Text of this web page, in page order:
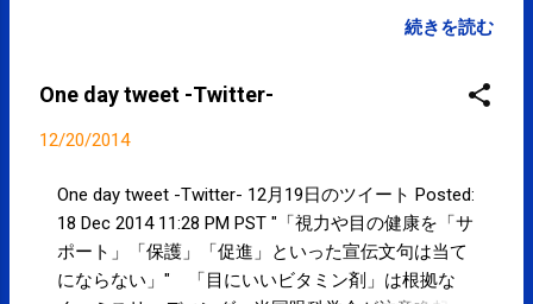
する」のは医師のみの能力なのです。
で使うのは「超音波画像観察装置」だ
そうです。（病院のは超音波画像診断
「はい、接(整)骨院で。」という答え
だったのか。。「整形外科ではな
く？」と聞くと「病院には行ってない
です。」と。 > 前RT posted at
続きを読む
One day tweet -Twitter-
12/20/2014
One day tweet -Twitter- 12月19日のツイート Posted:
18 Dec 2014 11:28 PM PST "「視力や目の健康を「サ
ポート」「保護」「促進」といった宣伝文句は当て
にならない」" 「目にいいビタミン剤」は根拠な